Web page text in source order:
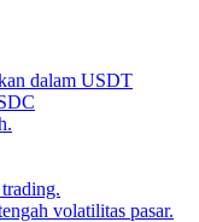
dalam USDT
volatilitas pasar.